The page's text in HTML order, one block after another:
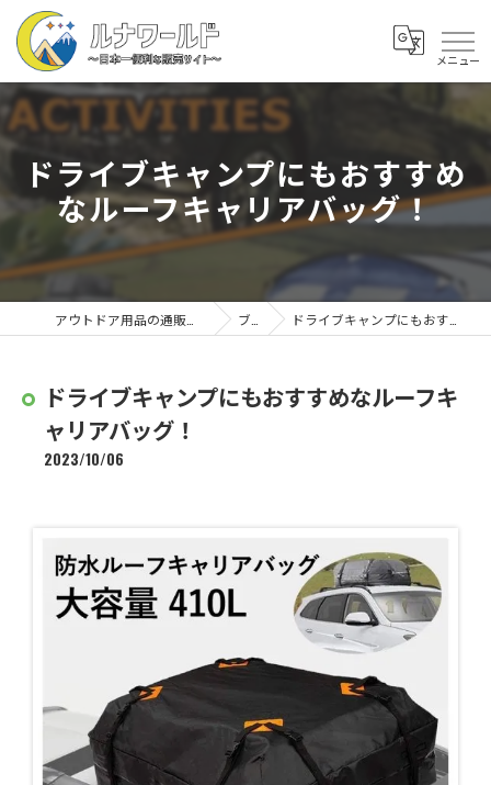
ドライブキャンプにもおすすめ
なルーフキャリアバッグ！
ブログ ドライブキャンプにもおすすめなルーフキャリアバッグ！
ドライブキャンプにもおすすめなルーフキ
ャリアバッグ！
2023/10/06